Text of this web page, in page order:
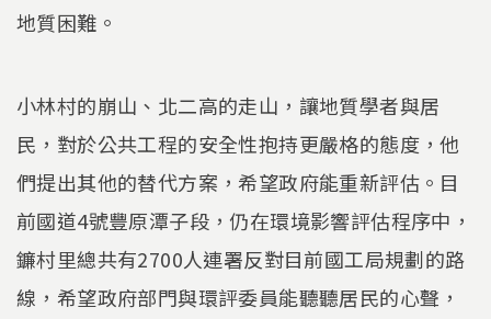
地質困難。
小林村的崩山、北二高的走山，讓地質學者與居
民，對於公共工程的安全性抱持更嚴格的態度，他
們提出其他的替代方案，希望政府能重新評估。目
前國道4號豐原潭子段，仍在環境影響評估程序中，
鐮村里總共有2700人連署反對目前國工局規劃的路
線，希望政府部門與環評委員能聽聽居民的心聲，